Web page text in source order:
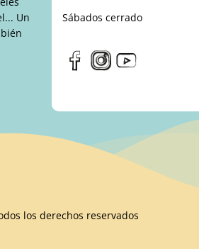
Un
Sábados cerrado
los derechos reservados